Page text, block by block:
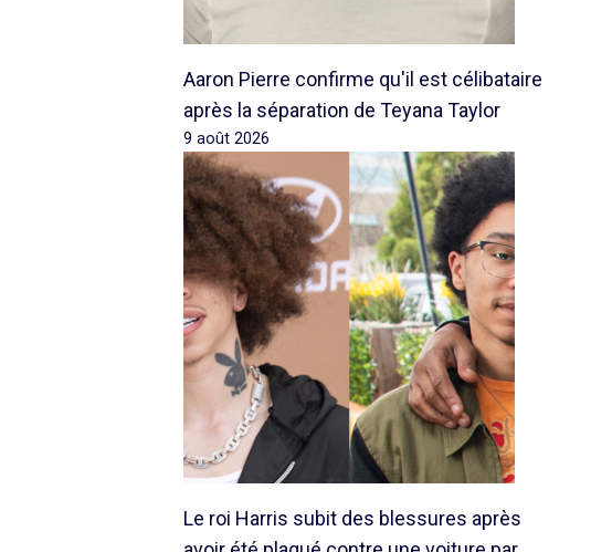
Aaron Pierre confirme qu'il est célibataire
après la séparation de Teyana Taylor
9 août 2026
Le roi Harris subit des blessures après